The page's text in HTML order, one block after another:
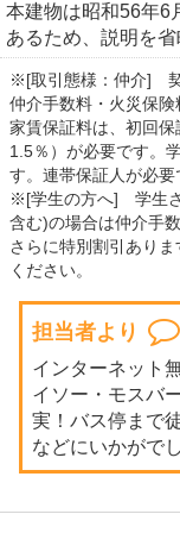
本建物は昭和56年6
あるため、説明を省
※[取引態様：仲介] 契
仲介手数料・火災保険
家賃保証料は、初回
1.5％）が必要です。
す。連帯保証人が必要
※[学生の方へ] 学生さ
含む)の場合は仲介手
さらに特別割引あり
ください。
担当者より
インターネット
イソー・モスバ
実！バス停まで
などにいかがで